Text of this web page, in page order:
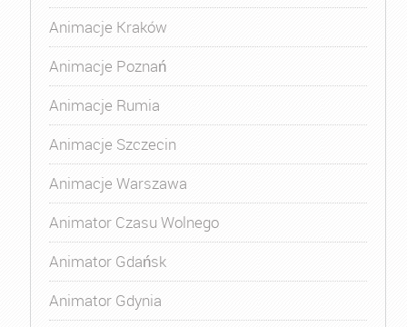
Animacje Kraków
Animacje Poznań
Animacje Rumia
Animacje Szczecin
Animacje Warszawa
Animator Czasu Wolnego
Animator Gdańsk
Animator Gdynia